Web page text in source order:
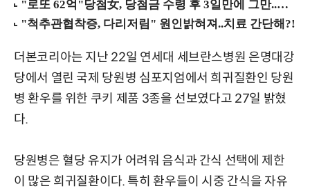
더본코리아는 지난 22일 연세대 세브란스병원 은명대강
당에서 열린 국제 당원병 심포지엄에서 희귀질환인 당원
병 환우를 위한 쿠키 제품 3종을 선보였다고 27일 밝혔
다.
당원병은 혈당 유지가 어려워 음식과 간식 선택에 제한
이 많은 희귀질환이다. 특히 환우들이 시중 간식을 자유